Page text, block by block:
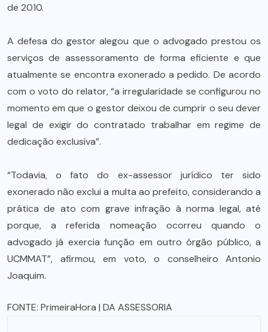
de 2010.
A defesa do gestor alegou que o advogado prestou os
serviços de assessoramento de forma eficiente e que
atualmente se encontra exonerado a pedido. De acordo
com o voto do relator, “a irregularidade se configurou no
momento em que o gestor deixou de cumprir o seu dever
legal de exigir do contratado trabalhar em regime de
dedicação exclusiva”.
“Todavia, o fato do ex-assessor jurídico ter sido
exonerado não exclui a multa ao prefeito, considerando a
prática de ato com grave infração à norma legal, até
porque, a referida nomeação ocorreu quando o
advogado já exercia função em outro órgão público, a
UCMMAT”, afirmou, em voto, o conselheiro Antonio
Joaquim.
FONTE: PrimeiraHora | DA ASSESSORIA